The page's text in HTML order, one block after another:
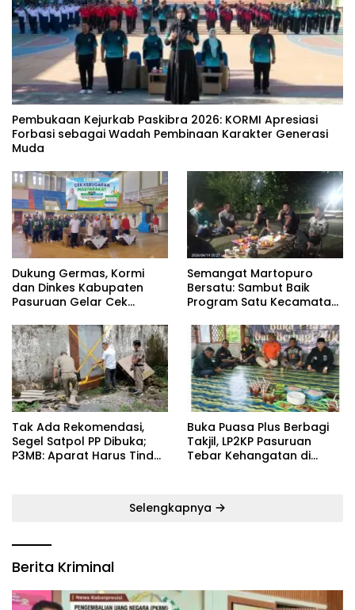
‎Pembukaan Kejurkab Paskibra 2026: KORMI Apresiasi
Forbasi sebagai Wadah Pembinaan Karakter Generasi
Muda
Dukung Germas, Kormi
dan Dinkes Kabupaten
Pasuruan Gelar Cek
Semangat Martopuro
Bersatu: Sambut Baik
Program Satu Kecamatan
Kebangkitan Persekabpas
‎Tak Ada Rekomendasi,
Segel Satpol PP Dibuka;
P3MB: Aparat Harus Tindak
‎Buka Puasa Plus Berbagi
Takjil, LP2KP Pasuruan
Tebar Kehangatan di
Selengkapnya
Berita Kriminal